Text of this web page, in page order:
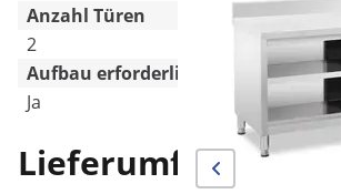
Anzahl Türen
2
2
Aufbau erforderlich
Ja
Ja
Lieferumfang